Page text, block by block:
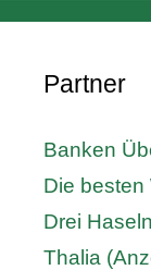
Partner
Banken
Die besten
Drei
Thalia